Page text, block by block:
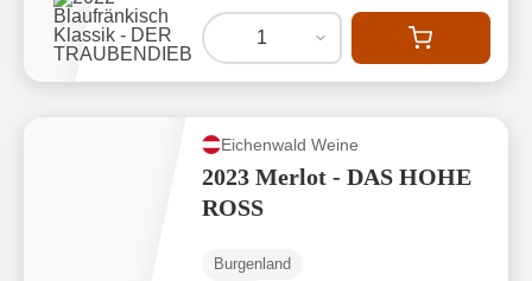
1
Eichenwald Weine
2023 Merlot - DAS HOHE
ROSS
Burgenland